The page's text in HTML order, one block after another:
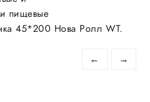
пищевые
45*200 Нова Ролл WT.
←
→